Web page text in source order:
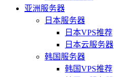
亚洲服务器
日本服务器
日本VPS推荐
日本云服务器
韩国服务器
韩国VPS推荐